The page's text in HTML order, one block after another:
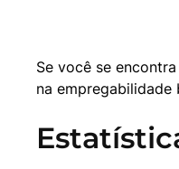
Se você se
na empregabilidade